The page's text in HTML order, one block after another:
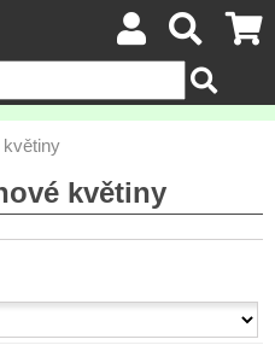
květiny
květiny